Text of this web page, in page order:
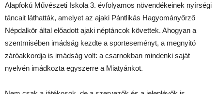
Alapfokú Művészeti Iskola 3. évfolyamos növendékeinek nyírségi
táncait láthatták, amelyet az ajaki Pántlikás Hagyományőrző
Népdalkör által előadott ajaki néptáncok követtek. Ahogyan a
szentmisében imádság kezdte a sporteseményt, a megnyitó
záróakkordja is imádság volt: a csarnokban mindenki saját
nyelvén imádkozta egyszerre a Miatyánkot.